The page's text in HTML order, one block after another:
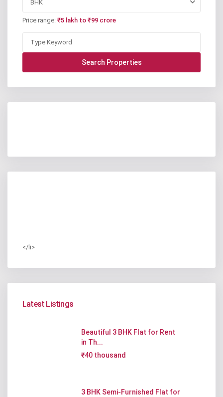
BHK
Price range: ₹5 lakh to ₹99 crore
</li>
Latest Listings
Beautiful 3 BHK Flat for Rent
in Th...
₹40 thousand
3 BHK Semi-Furnished Flat for